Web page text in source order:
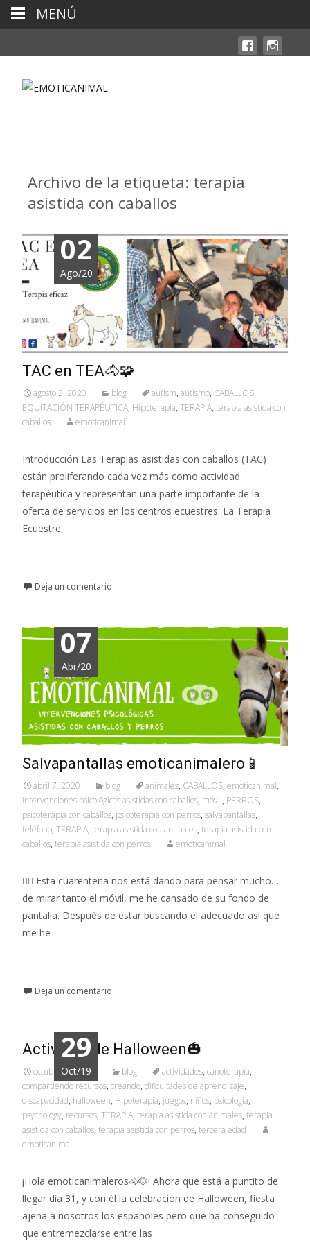
Archivo de la etiqueta: terapia
asistida con caballos
02
Ago/20
TAC en TEA🐴🧩
agosto 2, 2020 blog autism, autismo, CABALLOS,
EQUITACIÓN TERAPÉUTICA, Hipoterapia, TERAPIA, terapia asistida con
caballos
emoticanimal
Introducción Las Terapias asistidas con caballos (TAC)
están proliferando cada vez más como actividad
terapéutica y representan una parte importante de la
oferta de servicios en los centros ecuestres. La Terapia
Ecuestre,
Deja un comentario
07
Abr/20
Salvapantallas emoticanimalero📱
abril 7, 2020 blog animales, CABALLOS, emoticanimal,
intervenciones psicológicas asistidas con caballos, móvil, PERROS,
psicoterapia con caballos, psicoterapia con perros, salvapantallas,
teléfono, TERAPIA, terapia asistida con animales, terapia asistida con
caballos, terapia asistida con perros emoticanimal
👉🏼 Esta cuarentena nos está dando para pensar mucho…
de mirar tanto el móvil, me he cansado de su fondo de
pantalla. Después de estar buscando el adecuado así que
me he
Deja un comentario
29
Oct/19
Actividad de Halloween🎃
octubre 29, 2019 blog actividades, canoterapia,
compartiendo recursos, creando, dificultades de aprendizaje,
discapacidad, halloween, Hipoterapia, juegos, niños, psicología,
psychology, recursos, TERAPIA, terapia asistida con animales, terapia
asistida con caballos, terapia asistida con perros, tercera edad
emoticanimal
¡Hola emoticanimaleros🐴🐶! Ahora que está a puntito de
llegar día 31, y con él la celebración de Halloween, fiesta
ajena a nosotros los españoles pero que ha conseguido
que entremezclarse entre las
MENÚ